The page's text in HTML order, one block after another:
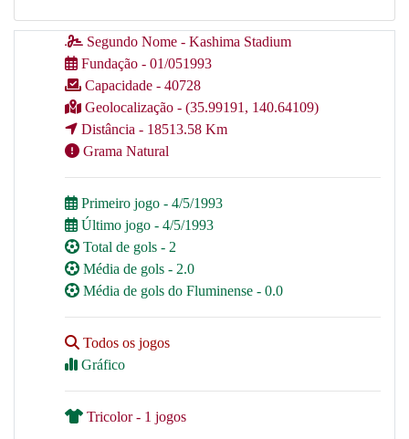
Segundo Nome - Kashima Stadium
Fundação - 01/051993
Capacidade - 40728
Geolocalização - (35.99191, 140.64109)
Distância - 18513.58 Km
Grama Natural
Primeiro jogo - 4/5/1993
Último jogo - 4/5/1993
Total de gols - 2
Média de gols - 2.0
Média de gols do Fluminense - 0.0
Todos os jogos
Gráfico
Tricolor - 1 jogos